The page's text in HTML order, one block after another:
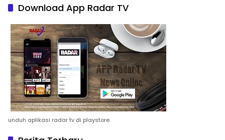
Download App Radar TV
unduh aplikasi radar tv di playstore